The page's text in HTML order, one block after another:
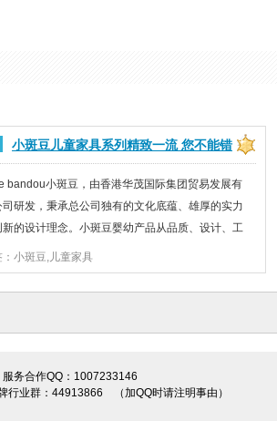
小斑豆儿童家具系列精致一流 您不能错
过的选择
bandou小斑豆，由香港华茂国际集团贸易发展有
司研发，秉承总公司独有的文化底蕴、雄厚的实力
新的设计理念。小斑豆婴幼产品从品质、设计、工
程、生产等每一环节都力求做到。Little bandou小
专注于0-3周岁幼儿的肌肤健康产品，选用天然环保
的优质...
：小斑豆,儿童家具
务合作QQ：1007233146
业群：44913866 （加QQ时请注明事由）